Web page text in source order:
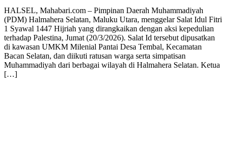
HALSEL, Mahabari.com – Pimpinan Daerah Muhammadiyah
(PDM) Halmahera Selatan, Maluku Utara, menggelar Salat Idul Fitri
1 Syawal 1447 Hijriah yang dirangkaikan dengan aksi kepedulian
terhadap Palestina, Jumat (20/3/2026). Salat Id tersebut dipusatkan
di kawasan UMKM Milenial Pantai Desa Tembal, Kecamatan
Bacan Selatan, dan diikuti ratusan warga serta simpatisan
Muhammadiyah dari berbagai wilayah di Halmahera Selatan. Ketua
[…]